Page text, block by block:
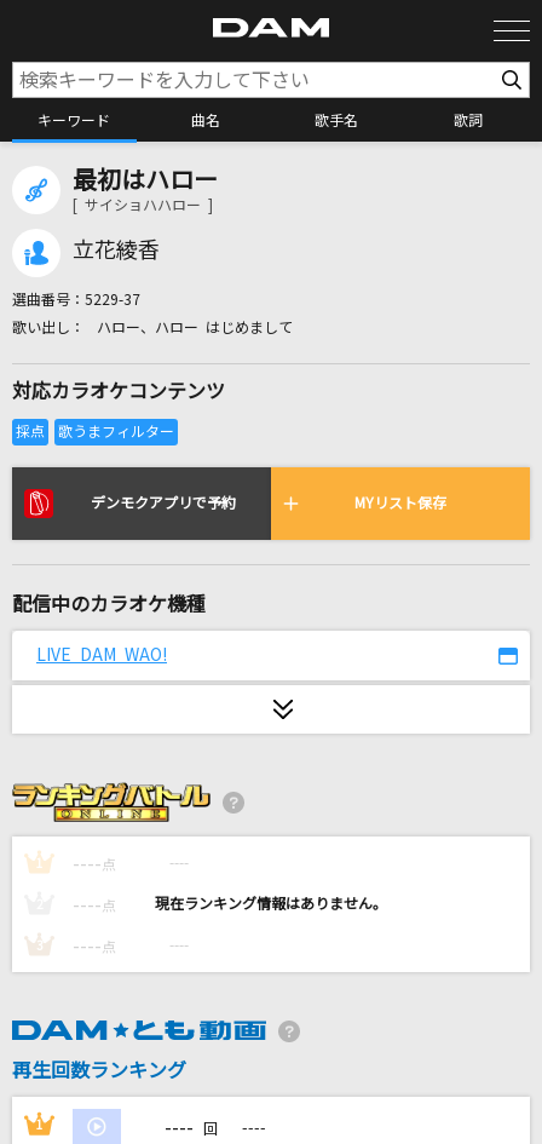
キーワード 曲名 歌手名 歌詞
カラオケ検索
リアルタイムで歌われている曲の一覧
Same Blue
Sexy Zone
ゴールデンタイムラバー
スキマスイッチ
三山ひろし
Survive Said The Prophet
The Everlasting Guilty Crown
EGOIST
最初はハロー
[ サイショハハロー ]
立花綾香
選曲番号： 5229-37
ハロー、ハロー はじめまして
対応カラオケコンテンツ
デンモクアプリで予約 MYリスト保存
配信中のカラオケ機種
LIVE DAM WAO!
1 ---- 点 ----
---- 点 ----
3 ---- 点 ----
再生回数ランキング
1 ---- 回 ----